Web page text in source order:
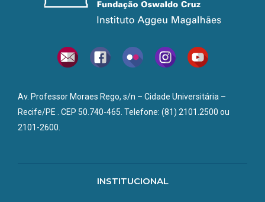
Av. Professor Moraes Rego, s/n – Cidade Universitária –
Recife/PE . CEP 50.740-465. Telefone: (81) 2101.2500 ou
2101-2600.
INSTITUCIONAL